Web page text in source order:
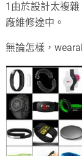
1由於設計太複
廠維修途中。
無論怎樣，